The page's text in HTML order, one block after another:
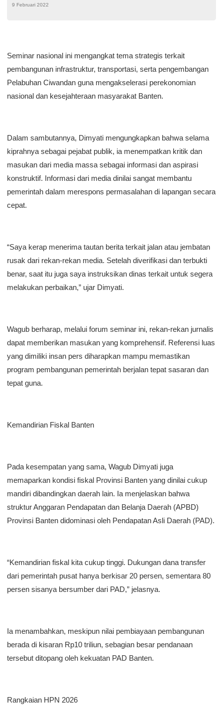
Layanan Hak Warga Binaan Terpenuhi
9 Februari 2022
​Seminar nasional ini mengangkat tema strategis terkait
pembangunan infrastruktur, transportasi, serta pengembangan
Pelabuhan Ciwandan guna mengakselerasi perekonomian
nasional dan kesejahteraan masyarakat Banten.
​Dalam sambutannya, Dimyati mengungkapkan bahwa selama
kiprahnya sebagai pejabat publik, ia menempatkan kritik dan
masukan dari media massa sebagai informasi dan aspirasi
konstruktif. Informasi dari media dinilai sangat membantu
pemerintah dalam merespons permasalahan di lapangan secara
cepat.
​“Saya kerap menerima tautan berita terkait jalan atau jembatan
rusak dari rekan-rekan media. Setelah diverifikasi dan terbukti
benar, saat itu juga saya instruksikan dinas terkait untuk segera
melakukan perbaikan,” ujar Dimyati.
​Wagub berharap, melalui forum seminar ini, rekan-rekan jurnalis
dapat memberikan masukan yang komprehensif. Referensi luas
yang dimiliki insan pers diharapkan mampu memastikan
program pembangunan pemerintah berjalan tepat sasaran dan
tepat guna.
​Kemandirian Fiskal Banten
​Pada kesempatan yang sama, Wagub Dimyati juga
memaparkan kondisi fiskal Provinsi Banten yang dinilai cukup
mandiri dibandingkan daerah lain. Ia menjelaskan bahwa
struktur Anggaran Pendapatan dan Belanja Daerah (APBD)
Provinsi Banten didominasi oleh Pendapatan Asli Daerah (PAD).
​“Kemandirian fiskal kita cukup tinggi. Dukungan dana transfer
dari pemerintah pusat hanya berkisar 20 persen, sementara 80
persen sisanya bersumber dari PAD,” jelasnya.
​Ia menambahkan, meskipun nilai pembiayaan pembangunan
berada di kisaran Rp10 triliun, sebagian besar pendanaan
tersebut ditopang oleh kekuatan PAD Banten.
​Rangkaian HPN 2026